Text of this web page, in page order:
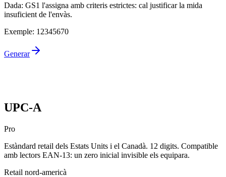
Dada: GS1 l'assigna amb criteris estrictes: cal justificar la mida
insuficient de l'envàs.
Exemple: 12345670
Generar
UPC-A
Pro
Estàndard retail dels Estats Units i el Canadà. 12 digits. Compatible
amb lectors EAN-13: un zero inicial invisible els equipara.
Retail nord-americà